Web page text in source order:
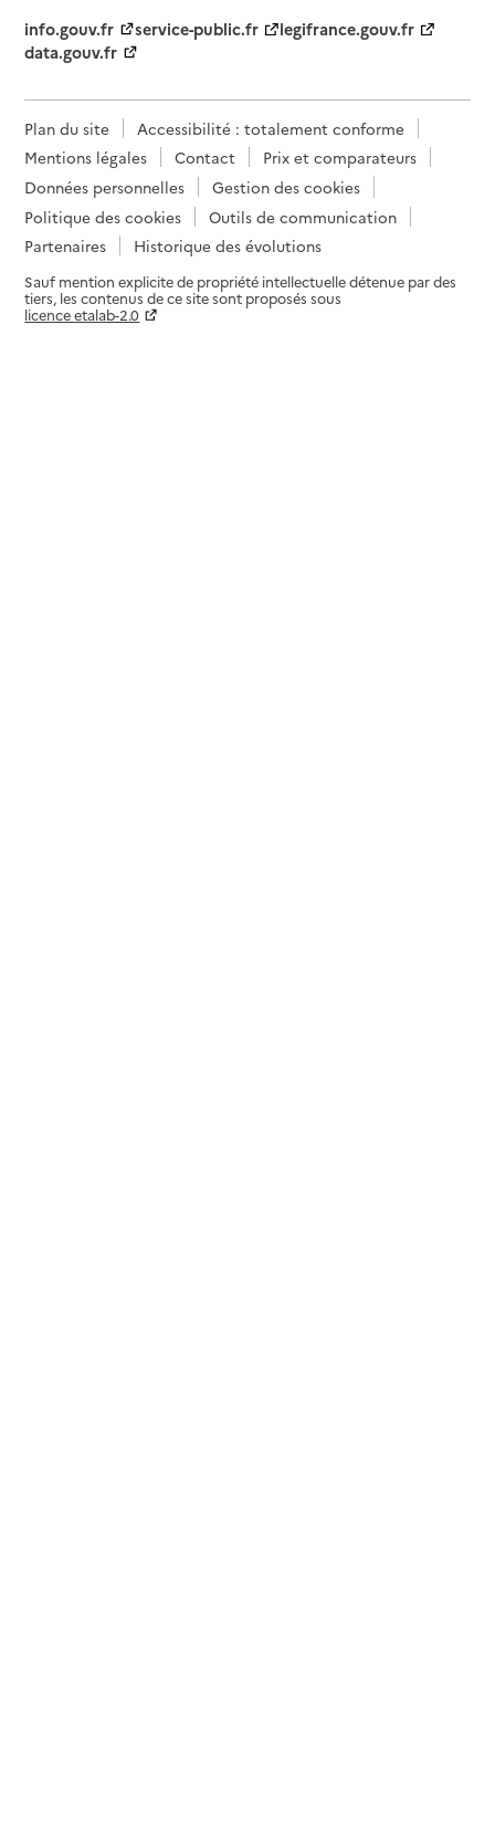
info.gouv.fr
service-public.fr
legifrance.gouv.fr
data.gouv.fr
Plan du site
Accessibilité : totalement conforme
Mentions légales
Contact
Prix et comparateurs
Données personnelles
Gestion des cookies
Politique des cookies
Outils de communication
Partenaires
Historique des évolutions
Sauf mention explicite de propriété intellectuelle détenue par des
tiers, les contenus de ce site sont proposés sous
licence etalab-2.0